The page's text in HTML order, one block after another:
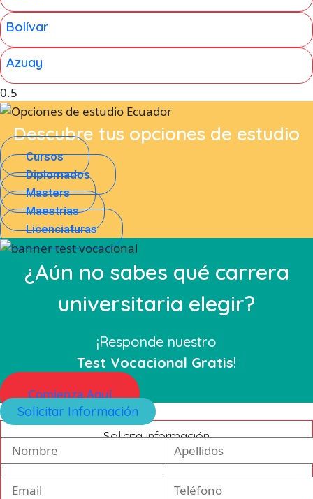
Bolívar
Azuay
Descubre tus opciones de estudio
Cursos
Diplomados
Masters
Maestrías
Licenciaturas
¿Aún no sabes qué carrera
universitaria elegir?
¡Responde nuestro
Test Vocacional Gratis!
Comienza Aquí
Solicitar Información
Solicita información